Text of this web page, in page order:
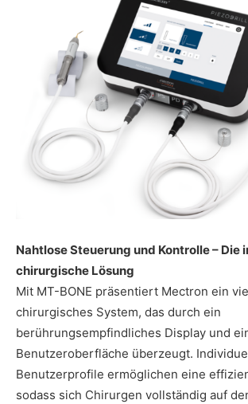
Nahtlose Steuerung und Kontrolle – Die
chirurgische Lösung
Mit MT-BONE präsentiert Mectron ein
chirurgisches System, das durch ein
berührungsempfindliches Display und
Benutzeroberfläche überzeugt.
Benutzerprofile ermöglichen eine
sodass sich Chirurgen vollständig auf